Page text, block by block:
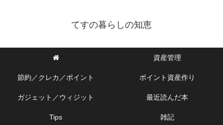
てすの暮らしの知恵
資産管理
節約／クレカ／ポイント ポイント資産作り
ガジェット／ウィジット 最近読んだ本
Tips 雑記